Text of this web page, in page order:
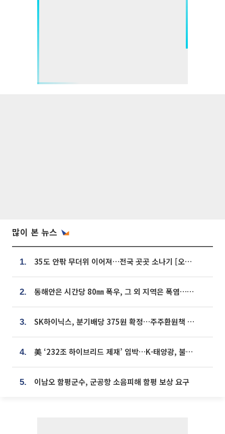
많이 본 뉴스
1. 35도 안팎 무더위 이어져…전국 곳곳 소나기 [오늘 날씨]
2. 동해안은 시간당 80㎜ 폭우, 그 외 지역은 폭염…‘극과 극 날씨’
3. SK하이닉스, 분기배당 375원 확정…주주환원책 9월로 앞당겨 발표
4. 美 ‘232조 하이브리드 제재’ 임박…K-태양광, 불확실성 털고 날개 다나
5. 이남오 함평군수, 군공항 소음피해 함평 보상 요구